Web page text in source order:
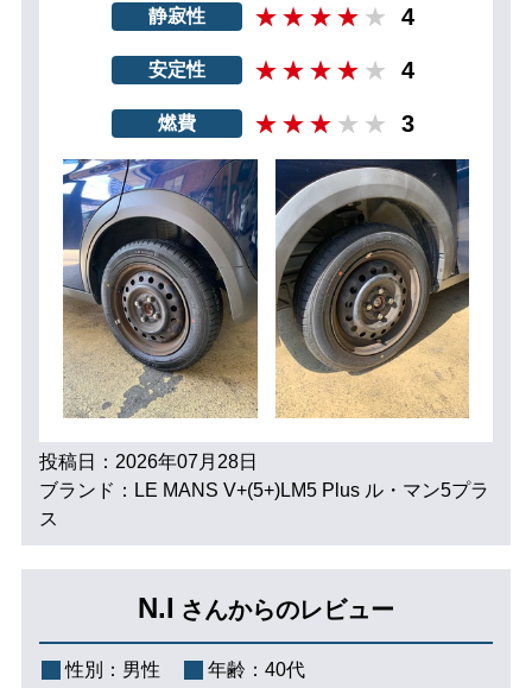
静寂性 4
安定性 4
燃費 3
投稿日：2026年07月28日
ブランド：LE MANS V+(5+)LM5 Plus ル・マン5プラ
ス
N.I さんからのレビュー
性別： 男性 年齢： 40代